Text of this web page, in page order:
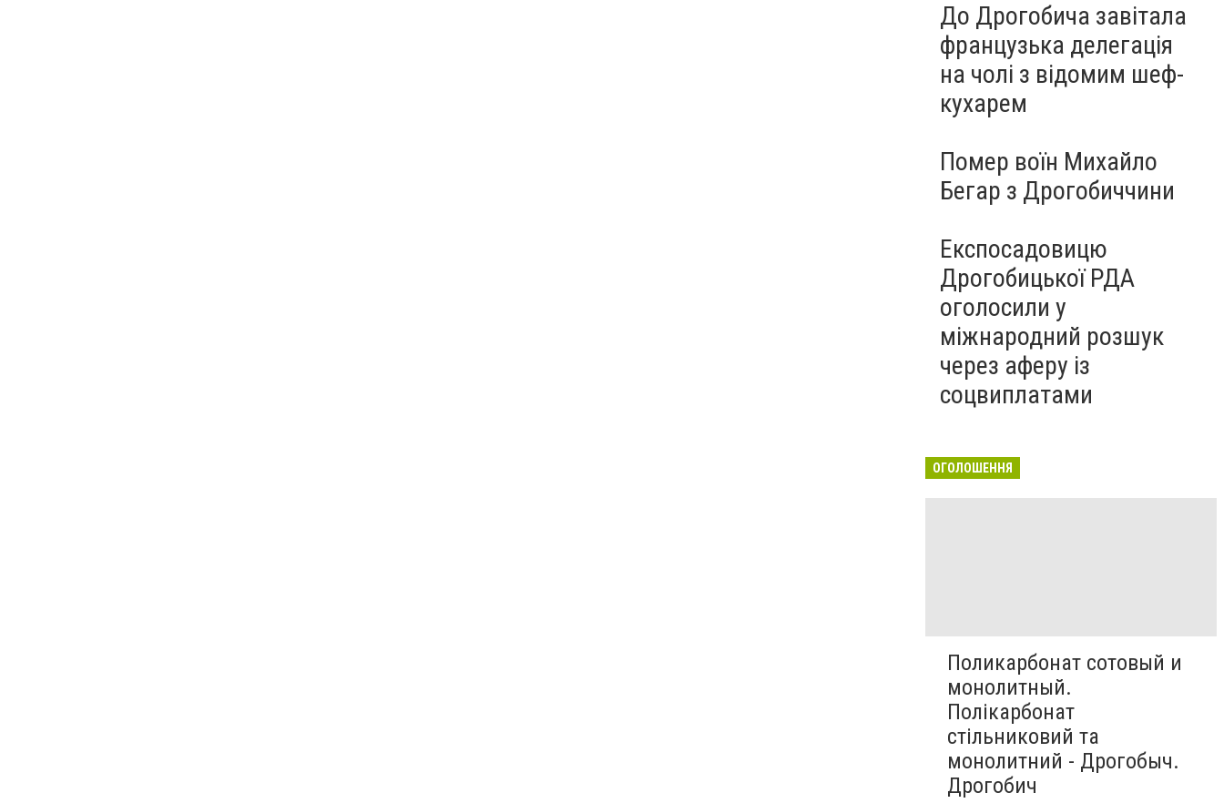
До Дрогобича завітала
французька делегація
на чолі з відомим шеф-
кухарем
Помер воїн Михайло
Бегар з Дрогобиччини
Експосадовицю
Дрогобицької РДА
оголосили у
міжнародний розшук
через аферу із
соцвиплатами
ОГОЛОШЕННЯ
Поликарбонат сотовый и
монолитный.
Полікарбонат
стільниковий та
монолитний - Дрогобыч.
Дрогобич